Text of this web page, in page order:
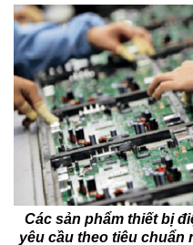
Các sản phẩm thiết bị
yêu cầu theo tiêu chuẩn